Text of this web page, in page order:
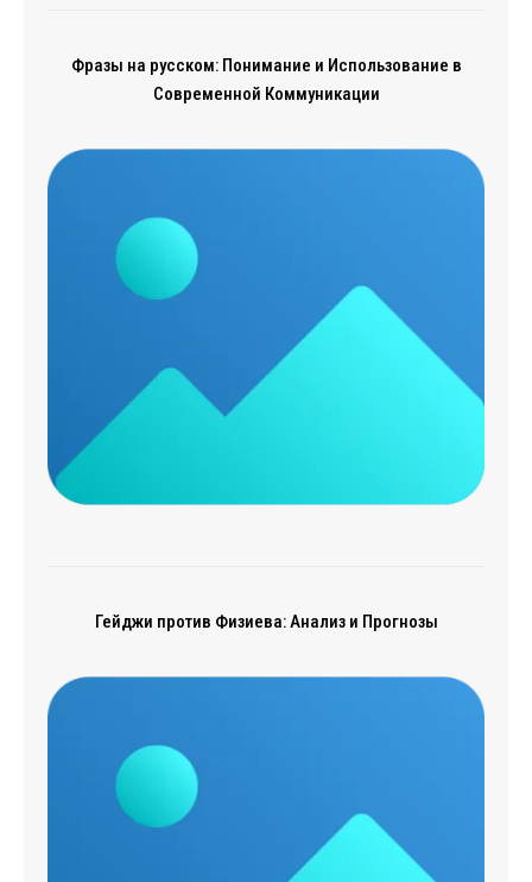
Фразы на русском: Понимание и Использование в
Современной Коммуникации
Гейджи против Физиева: Анализ и Прогнозы